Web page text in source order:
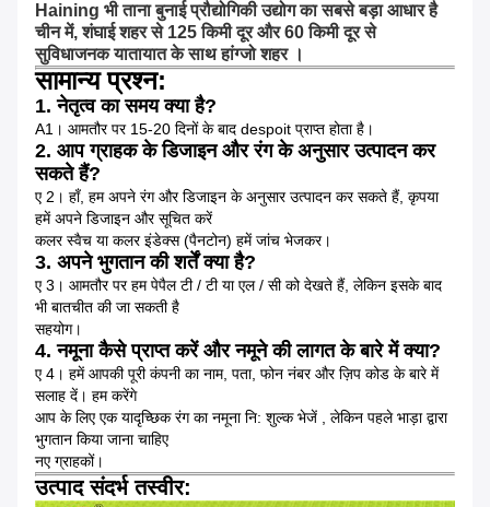
Haining भी ताना बुनाई प्रौद्योगिकी उद्योग का सबसे बड़ा आधार है
चीन में, शंघाई शहर से 125 किमी दूर और 60 किमी दूर से
सुविधाजनक यातायात के साथ हांग्जो शहर ।
सामान्य प्रश्न:
1. नेतृत्व का समय क्या है?
A1। आमतौर पर 15-20 दिनों के बाद despoit प्राप्त होता है।
2. आप ग्राहक के डिजाइन और रंग के अनुसार उत्पादन कर
सकते हैं?
ए 2। हाँ, हम अपने रंग और डिजाइन के अनुसार उत्पादन कर सकते हैं, कृपया
हमें अपने डिजाइन और सूचित करें
कलर स्वैच या कलर इंडेक्स (पैनटोन) हमें जांच भेजकर।
3. अपने भुगतान की शर्तें क्या है?
ए 3। आमतौर पर हम पेपैल टी / टी या एल / सी को देखते हैं, लेकिन इसके बाद
भी बातचीत की जा सकती है
सहयोग।
4. नमूना कैसे प्राप्त करें और नमूने की लागत के बारे में क्या?
ए 4। हमें आपकी पूरी कंपनी का नाम, पता, फोन नंबर और ज़िप कोड के बारे में
सलाह दें। हम करेंगे
आप के लिए एक यादृच्छिक रंग का नमूना नि: शुल्क भेजें , लेकिन पहले भाड़ा द्वारा
भुगतान किया जाना चाहिए
नए ग्राहकों।
उत्पाद संदर्भ तस्वीर: